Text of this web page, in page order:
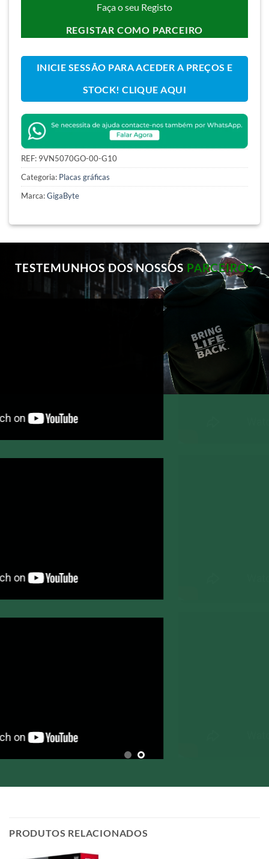
Faça o seu Registo
REGISTAR COMO PARCEIRO
INICIE SESSÃO PARA ACEDER A PREÇOS E
STOCK! CLIQUE AQUI
REF: 9VN5070GO-00-G10
Categoria: Placas gráficas
Marca:GigaByte
TESTEMUNHOS DOS NOSSOS PARCEIROS
PRODUTOS RELACIONADOS